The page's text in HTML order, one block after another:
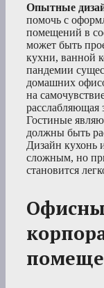
Опытные
помочь с
помещений в
может быть
кухни, ванной
пандемии
домашних
на
расслабляющая
Гостиные
должны быть
Дизайн кухонь
сложным, но
становится